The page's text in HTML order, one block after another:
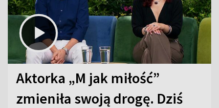
Aktorka „M jak miłość”
zmieniła swoją drogę. Dziś